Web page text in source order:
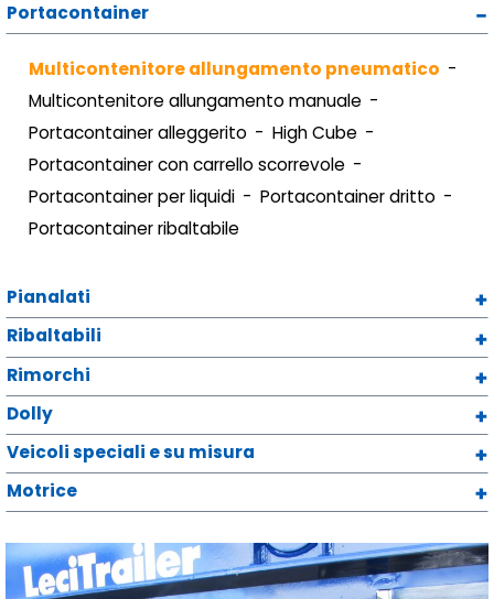
Portacontainer
Multicontenitore allungamento pneumatico
Multicontenitore allungamento manuale
Portacontainer alleggerito
High Cube
Portacontainer con carrello scorrevole
Portacontainer per liquidi
Portacontainer dritto
Portacontainer ribaltabile
Pianalati
Ribaltabili
Rimorchi
Dolly
Veicoli speciali e su misura
Motrice